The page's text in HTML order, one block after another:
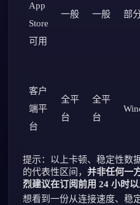
App
Store
可用
一般 一般 部
客户
端平
台
全平
台
全平
台
提示：以上卡顿、稳定性数
的代表性区间， 并非任何一
烈建议在订阅前用 24 小时
想看到一份从连接速度、稳